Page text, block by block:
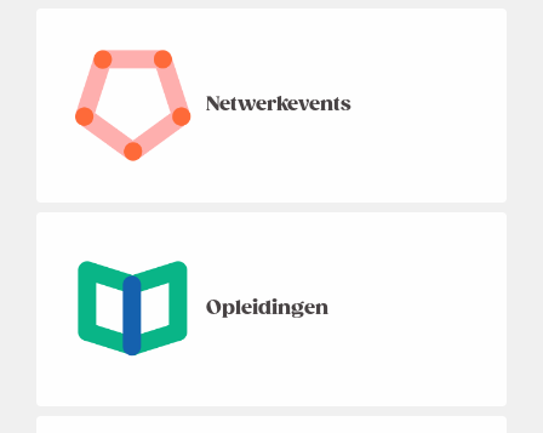
Netwerkevents
Opleidingen